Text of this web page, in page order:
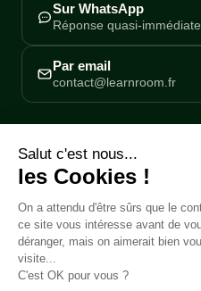
Sur WhatsApp
Réponse quasi-immédiate
Par email
contact@learnroom.fr
Rejoindre la communauté
SUIVEZ-NOUS